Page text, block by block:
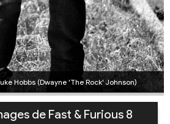
Hobbs (Dwayne 'The Rock' Johnson)
de Fast & Furious 8